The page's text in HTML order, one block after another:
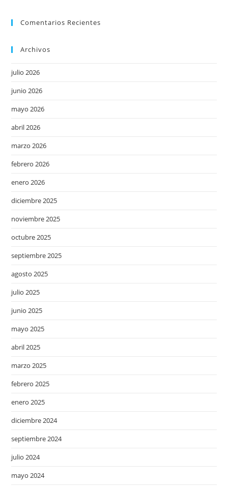
Comentarios Recientes
Archivos
julio 2026
junio 2026
mayo 2026
abril 2026
marzo 2026
febrero 2026
enero 2026
diciembre 2025
noviembre 2025
octubre 2025
septiembre 2025
agosto 2025
julio 2025
junio 2025
mayo 2025
abril 2025
marzo 2025
febrero 2025
enero 2025
diciembre 2024
septiembre 2024
julio 2024
mayo 2024